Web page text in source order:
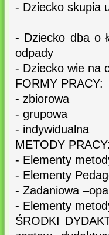
- Dziecko skupia
- Dziecko dba o
odpady
- Dziecko wie na
FORMY PRACY:
- zbiorowa
- grupowa
- indywidualna
METODY PRACY:
- Elementy
- Elementy
- Zadaniowa
- Elementy
ŚRODKI